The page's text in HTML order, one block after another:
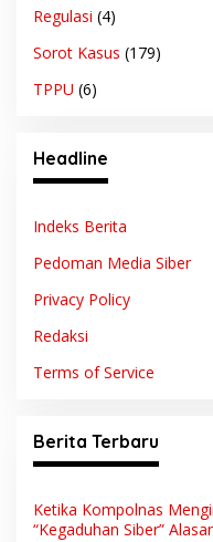
Regulasi (4)
Sorot Kasus (179)
TPPU (6)
Headline
Indeks Berita
Pedoman Media Siber
Privacy Policy
Redaksi
Terms of Service
Berita Terbaru
Ketika Kompolnas
“Kegaduhan Siber”